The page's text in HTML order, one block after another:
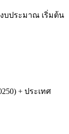
งบประมาณ เริ่มต้น
+ ประเทศ